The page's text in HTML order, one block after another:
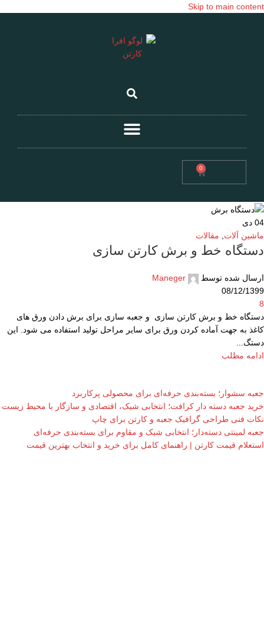
Skip to main content
0
04 دی
ماشین آلات, مقالات
دستگاه خط و برش کارتن سازی
ارسال شده توسط
Maneger
08/12/1399
8
دستگاه خط و برش کارتن سازی و جعبه سازی برای برش دادن ورق های
کاغذ به جهت آماده کردن ورق برای سایر مراحل تولید استفاده می شود. این
دستگ...
ادامه مطلب
جعبه سشوار؛ بسته‌بندی حرفه‌ای برای محصولی پرکاربرد
خرید جعبه دسته دار کرافت؛ انتخابی شیک، اقتصادی و سازگار با محیط زیست
نکات فنی طراحی گرافیک جعبه و کارتن برای چاپ
جعبه لمینتی دسته‌دار؛ انتخابی شیک و مقاوم برای بسته‌بندی حرفه‌ای
استعلام قیمت کارتن | راهنمای کامل برای خرید و انتخاب بهترین قیمت